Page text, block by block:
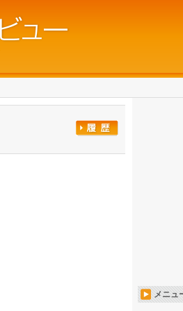
メニュ